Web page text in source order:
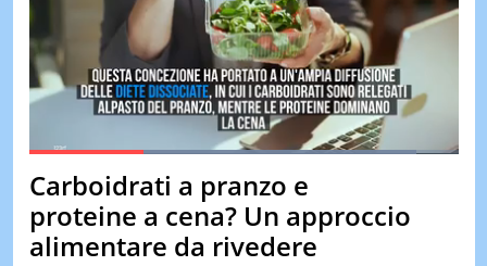
WOW
POP
TEST
PauseUnmute
Loaded:100.00%
Carboidrati a pranzo e
proteine a cena? Un approccio
alimentare da rivedere